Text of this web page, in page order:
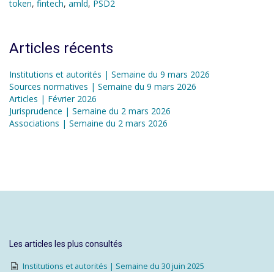
token, fintech, amld, PSD2
Articles récents
Institutions et autorités | Semaine du 9 mars 2026
Sources normatives | Semaine du 9 mars 2026
Articles | Février 2026
Jurisprudence | Semaine du 2 mars 2026
Associations | Semaine du 2 mars 2026
Les articles les plus consultés
Institutions et autorités | Semaine du 30 juin 2025